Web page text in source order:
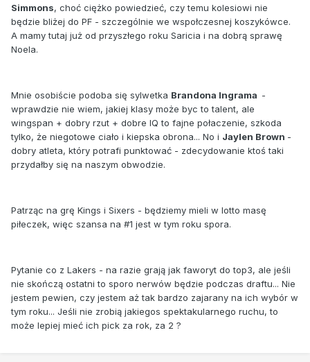
Simmons, choć ciężko powiedzieć, czy temu kolesiowi nie
będzie bliżej do PF - szczególnie we wspołczesnej koszykówce.
A mamy tutaj już od przyszłego roku Saricia i na dobrą sprawę
Noela.
Mnie osobiście podoba się sylwetka Brandona Ingrama -
wprawdzie nie wiem, jakiej klasy może byc to talent, ale
wingspan + dobry rzut + dobre IQ to fajne połaczenie, szkoda
tylko, że niegotowe ciało i kiepska obrona... No i Jaylen Brown -
dobry atleta, który potrafi punktować - zdecydowanie ktoś taki
przydałby się na naszym obwodzie.
Patrząc na grę Kings i Sixers - będziemy mieli w lotto masę
piłeczek, więc szansa na #1 jest w tym roku spora.
Pytanie co z Lakers - na razie grają jak faworyt do top3, ale jeśli
nie skończą ostatni to sporo nerwów będzie podczas draftu... Nie
jestem pewien, czy jestem aż tak bardzo zajarany na ich wybór w
tym roku... Jeśli nie zrobią jakiegos spektakularnego ruchu, to
może lepiej mieć ich pick za rok, za 2 ?